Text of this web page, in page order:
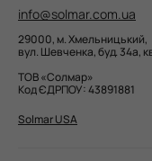
info@solmar.com.ua
29000, м. Хмельницький,
вул. Шевченка, буд. 34а,
ТОВ «Солмар»
Код ЄДРПОУ: 43891881
Solmar USA